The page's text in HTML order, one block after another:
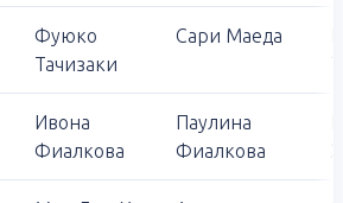
Фуюко
Тачизаки
Сари Маеда
Ивона
Фиалкова
Паулина
Фиалкова